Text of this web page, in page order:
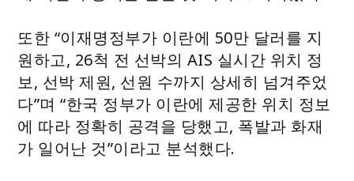
또한 “이재명정부가 이란에 50만 달러를 지
원하고, 26척 전 선박의 AIS 실시간 위치 정
보, 선박 제원, 선원 수까지 상세히 넘겨주었
다”며 “한국 정부가 이란에 제공한 위치 정보
에 따라 정확히 공격을 당했고, 폭발과 화재
가 일어난 것”이라고 분석했다.